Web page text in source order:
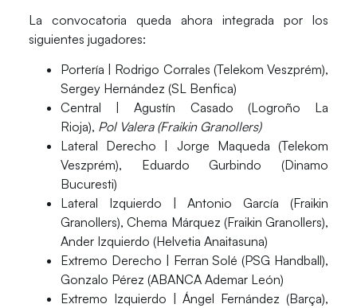
La convocatoria queda ahora integrada por los
siguientes jugadores:
Portería | Rodrigo Corrales (Telekom Veszprém),
Sergey Hernández (SL Benfica)
Central | Agustín Casado (Logroño La
Rioja), Pol Valera (Fraikin Granollers)
Lateral Derecho | Jorge Maqueda (Telekom
Veszprém), Eduardo Gurbindo (Dinamo
Bucuresti)
Lateral Izquierdo | Antonio García (Fraikin
Granollers), Chema Márquez (Fraikin Granollers),
Ander Izquierdo (Helvetia Anaitasuna)
Extremo Derecho | Ferran Solé (PSG Handball),
Gonzalo Pérez (ABANCA Ademar León)
Extremo Izquierdo | Ángel Fernández (Barça),